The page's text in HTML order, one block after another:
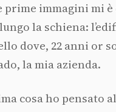
prime immagini mi
la schiena:
dove, 22 anni or
la mia azienda.
cosa ho pensato